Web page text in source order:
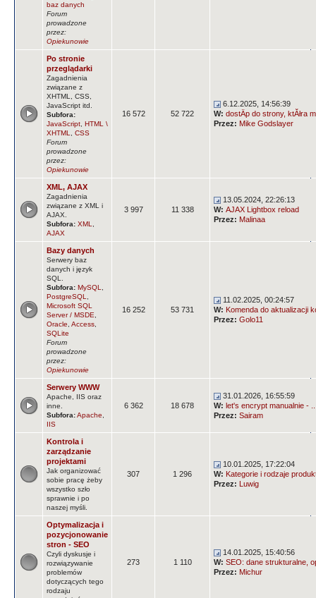
baz danych
Forum
prowadzone
przez:
Opiekunowie
Po stronie
przeglądarki
Zagadnienia
związane z
XHTML, CSS,
JavaScript itd.
Subfora:
JavaScript HTML \
XHTML
CSS
Forum
prowadzone
przez:
Opiekunowie
16 572 52 722
6.12.2025, 14:56:39
W: dostÄp do strony, ktĂłra
Przez: Mike Godslayer
XML, AJAX
Zagadnienia
związane z XML i
AJAX.
Subfora: XML
AJAX
3 997 11 338
13.05.2024, 22:26:13
W: AJAX Lightbox reload
Przez: Malinaa
Bazy danych
Serwery baz
danych i język
SQL.
Subfora: MySQL
PostgreSQL
Microsoft SQL
Server / MSDE
Oracle Access
SQLite
Forum
prowadzone
przez:
Opiekunowie
16 252 53 731
11.02.2025, 00:24:57
W: Komenda do aktualizacji
Przez: Golo11
Serwery WWW
Apache, IIS oraz
inne.
Subfora:Apache
IIS
6 362 18 678
31.01.2026, 16:55:59
W: let's encrypt manualnie -
Przez: Sairam
Kontrola i
zarządzanie
projektami
Jak organizować
sobie pracę żeby
wszystko szło
sprawnie i po
naszej myśli.
307 1 296
10.01.2025, 17:22:04
W: Kategorie i rodzaje
Przez: Luwig
Optymalizacja i
pozycjonowanie
stron - SEO
Czyli dyskusje i
rozwiązywanie
problemów
dotyczących tego
rodzaju
273 1 110
14.01.2025, 15:40:56
W: SEO: dane strukturalne,
Przez: Michur